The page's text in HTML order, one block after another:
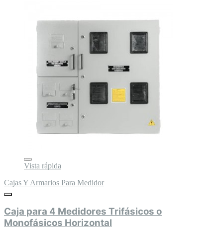
Vista rápida
Cajas Y Armarios Para Medidor
Caja para 4 Medidores Trifásicos o
Monofásicos Horizontal